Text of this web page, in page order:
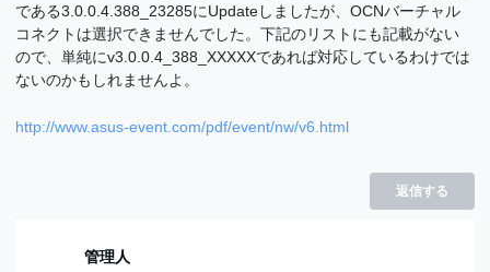
である3.0.0.4.388_23285にUpdateしましたが、OCNバーチャル
コネクトは選択できませんでした。下記のリストにも記載がない
ので、単純にv3.0.0.4_388_XXXXXであれば対応しているわけでは
ないのかもしれませんよ。
http://www.asus-event.com/pdf/event/nw/v6.html
返信する
管理人